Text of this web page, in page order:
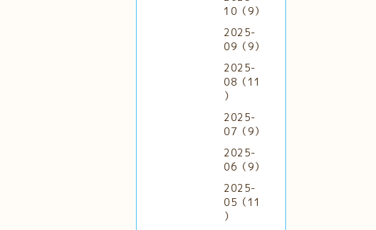
10（9）
2025-
09（9）
2025-
08（11
）
2025-
07（9）
2025-
06（9）
2025-
05（11
）